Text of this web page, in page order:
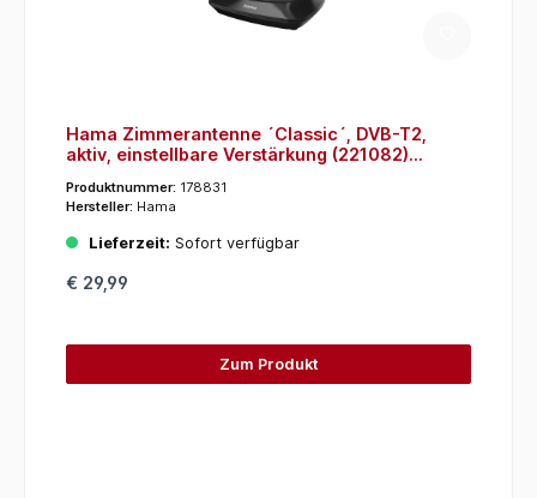
Hama Zimmerantenne ´Classic´, DVB-T2,
aktiv, einstellbare Verstärkung (221082)
Produktnummer: 178831
Hersteller: Hama
Lieferzeit: Sofort verfügbar
€ 29,99
Zum Produkt